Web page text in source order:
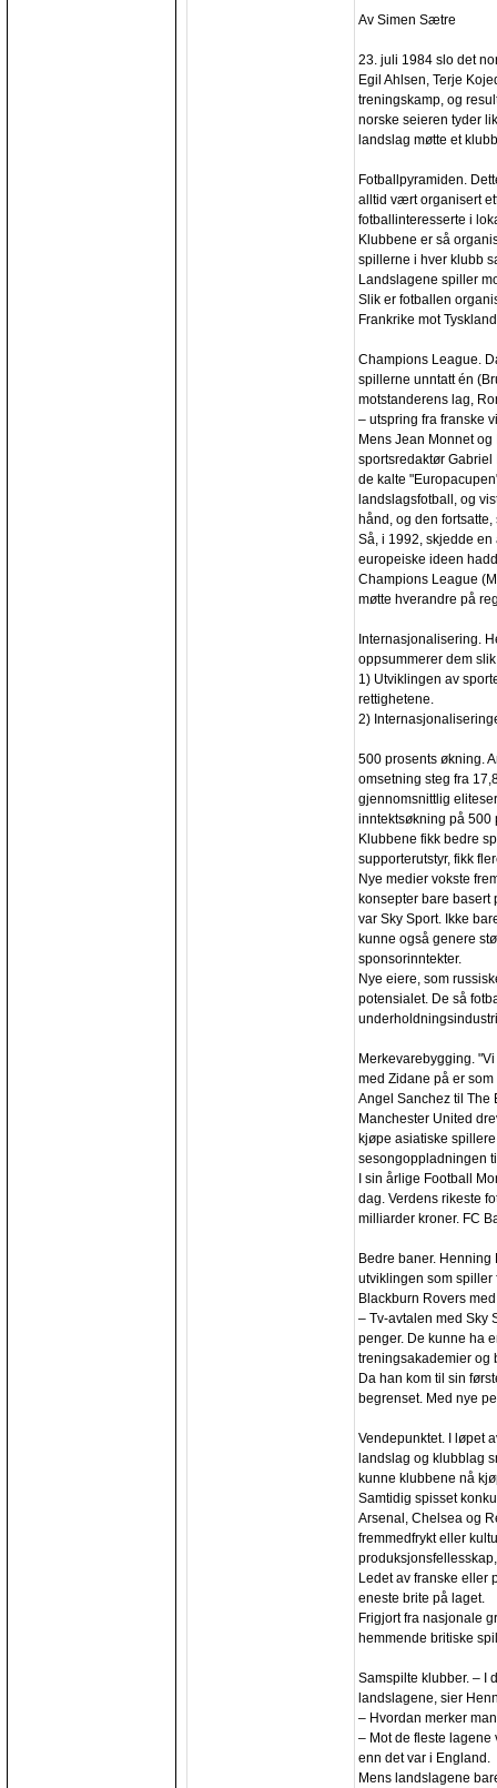
Av Simen Sætre
23. juli 1984 slo det
Egil Ahlsen, Terje
treningskamp, og
norske seieren tyder
landslag møtte et
Fotballpyramiden.
alltid vært organisert
fotballinteresserte i
Klubbene er så
spillerne i hver klubb
Landslagene spiller
Slik er fotballen
Frankrike mot
Champions League.
spillerne unntatt én
motstanderens lag,
– utspring fra franske
Mens Jean Monnet
sportsredaktør
de kalte
landslagsfotball, og
hånd, og den
Så, i 1992, skjedde
europeiske ideen
Champions League
møtte hverandre på
Internasjonalisering.
oppsummerer dem
1) Utviklingen av
rettighetene.
2)
500 prosents økning.
omsetning steg fra
gjennomsnittlig
inntektsøkning på 500
Klubbene fikk bedre
supporterutstyr, fikk
Nye medier vokste
konsepter bare basert
var Sky Sport. Ikke
kunne også genere
sponsorinntekter.
Nye eiere, som
potensialet. De så
Merkevarebygging.
med Zidane på er
Angel Sanchez til The
Manchester United
kjøpe asiatiske
sesongoppladningen
I sin årlige Football
dag. Verdens rikeste
milliarder kroner. FC
Bedre baner.
utviklingen som spiller
Blackburn Rovers
– Tv-avtalen med Sky
penger. De kunne ha
treningsakademier og
Da han kom til sin
begrenset. Med nye
Vendepunktet. I løpet
landslag og klubblag
kunne klubbene nå
Samtidig spisset
Arsenal, Chelsea og
fremmedfrykt eller
Ledet av franske eller
eneste brite på laget.
Frigjort fra nasjonale
hemmende britiske
Samspilte klubber. – I
landslagene, sier
– Hvordan merker
– Mot de fleste lagene
enn det var i England.
Mens landslagene